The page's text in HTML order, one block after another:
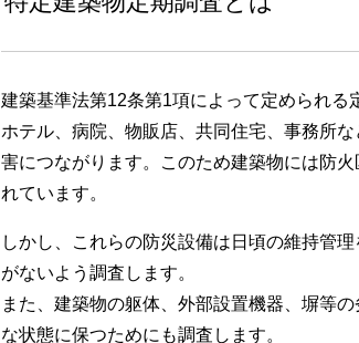
建築基準法第12条第1項によって定められる
ホテル、病院、物販店、共同住宅、事務所
害につながります。このため建築物には防
れています。
しかし、これらの防災設備は日頃の維持管
がないよう調査します。
また、建築物の躯体、外部設置機器、塀等
な状態に保つためにも調査します。